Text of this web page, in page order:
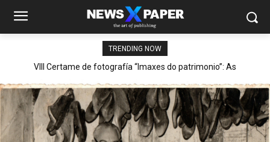
TRENDING NOW
VIII Certame de fotografía “Imaxes do patrimonio”: As